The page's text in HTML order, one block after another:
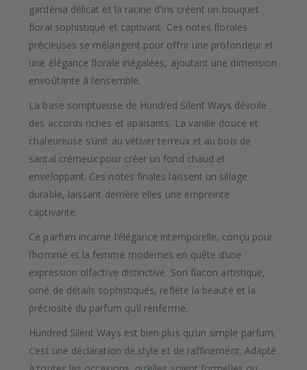
gardénia délicat et la racine d’iris créent un bouquet
floral sophistiqué et captivant. Ces notes florales
précieuses se mélangent pour offrir une profondeur et
une élégance florale inégalées, ajoutant une dimension
envoûtante à l’ensemble.
La base somptueuse de Hundred Silent Ways dévoile
des accords riches et apaisants. La vanille douce et
chaleureuse s’unit au vétiver terreux et au bois de
santal crémeux pour créer un fond chaud et
enveloppant. Ces notes finales laissent un sillage
durable, laissant derrière elles une empreinte
captivante.
Ce parfum incarne l’élégance intemporelle, conçu pour
l’homme et la femme modernes en quête d’une
expression olfactive distinctive. Son flacon artistique,
orné de détails sophistiqués, reflète la beauté et la
préciosité du parfum qu’il renferme.
Hundred Silent Ways est bien plus qu’un simple parfum,
c’est une déclaration de style et de raffinement. Adapté